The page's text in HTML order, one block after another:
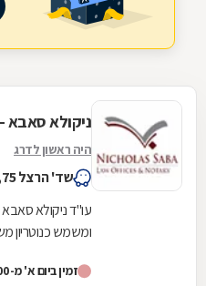
ניקולא סאבא
היה ראשון לדרג
שד' הרצל 75, רמלה
במשך 4...
זמין ביום א' מ-8:00